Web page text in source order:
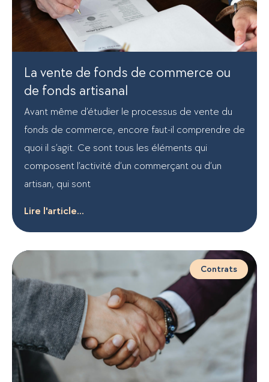
La vente de fonds de commerce ou
de fonds artisanal
Avant même d’étudier le processus de vente du
fonds de commerce, encore faut-il comprendre de
quoi il s’agit. Ce sont tous les éléments qui
composent l’activité d’un commerçant ou d’un
artisan, qui sont
Lire l'article...
Contrats